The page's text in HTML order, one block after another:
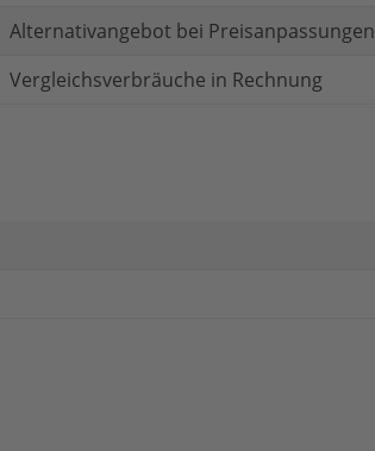
Alternativangebot bei Preisanpassungen
Vergleichsverbräuche in Rechnung